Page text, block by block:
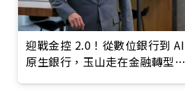
迎戰金控 2.0！從數位銀行到 AI
原生銀行，玉山走在金融轉型最